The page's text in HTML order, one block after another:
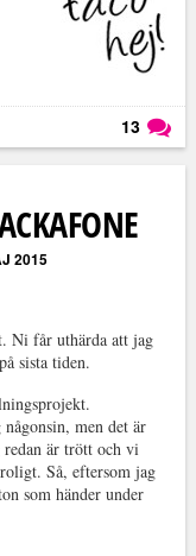
13
2015
Ni får uthärda att jag
sista tiden.
men det är
är trött och vi
Så, eftersom jag
som händer under